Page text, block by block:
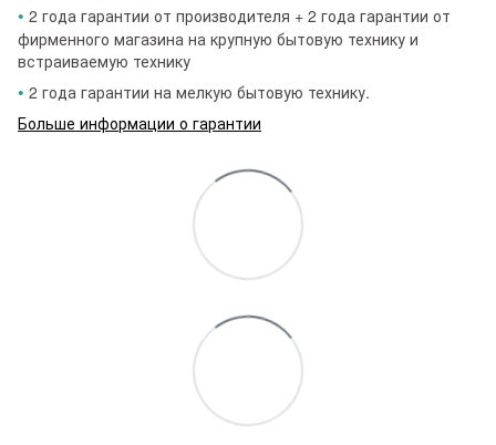
• 2 года гарантии от производителя + 2 года гарантии от
фирменного магазина на крупную бытовую технику и
встраиваемую технику
• 2 года гарантии на мелкую бытовую технику.
Больше информации о гарантии